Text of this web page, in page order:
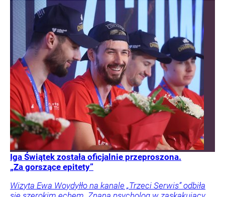
Iga Świątek została oficjalnie przeproszona.
„Za gorszące epitety”
Wizyta Ewa Woydyłło na kanale „Trzeci Serwis” odbiła